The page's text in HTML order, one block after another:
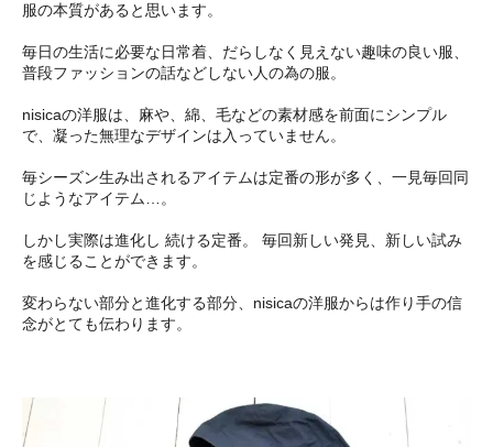
服の本質があると思います。
毎日の生活に必要な日常着、だらしなく見えない趣味の良い服、
普段ファッションの話などしない人の為の服。
nisicaの洋服は、麻や、綿、毛などの素材感を前面にシンプル
で、凝った無理なデザインは入っていません。
毎シーズン生み出されるアイテムは定番の形が多く、一見毎回同
じようなアイテム…。
しかし実際は進化し 続ける定番。 毎回新しい発見、新しい試み
を感じることができます。
変わらない部分と進化する部分、nisicaの洋服からは作り手の信
念がとても伝わります。